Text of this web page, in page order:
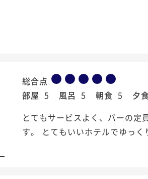
/5
総合点
部屋 5 風呂 5 朝食 5 夕
とてもサービスよく、バーの定
す。 とてもいいホテルでゆっく